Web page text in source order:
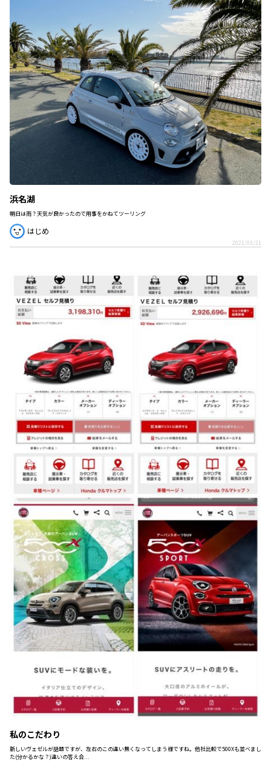
浜名湖
明日は雨？天気が良かったので用事をかねてツーリング
はじめ
2021/03/21
私のこだわり
新しいヴェゼルが話題ですが、左右のこの違い無くなってしまう様ですね。他社比較で500Xも並べまし
た(分かるかな？)違いの答え合...